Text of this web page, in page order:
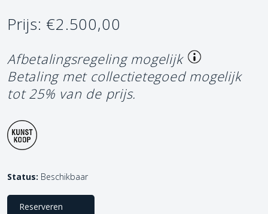
Prijs: €2.500,00
Afbetalingsregeling mogelijk
Betaling met collectietegoed mogelijk
tot 25% van de prijs.
Status: Beschikbaar
Reserveren